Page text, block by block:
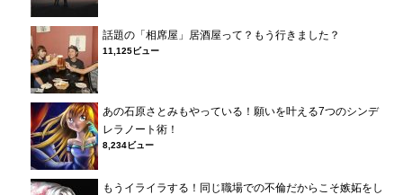
話題の「相席屋」居酒屋って？もう行きました？
11,125ビュー
あの石原さとみもやっている！願いを叶える7つのシンデ
レラノート術！
8,234ビュー
もうイライラする！同じ職場での不倫だからこそ嫉妬をし